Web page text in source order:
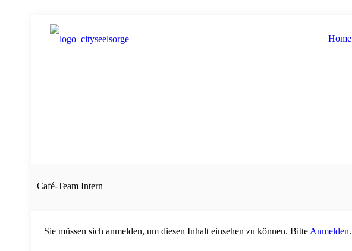
Home
Café-Team Intern
Sie müssen sich anmelden, um diesen Inhalt einsehen zu können. Bitte Anmelden.